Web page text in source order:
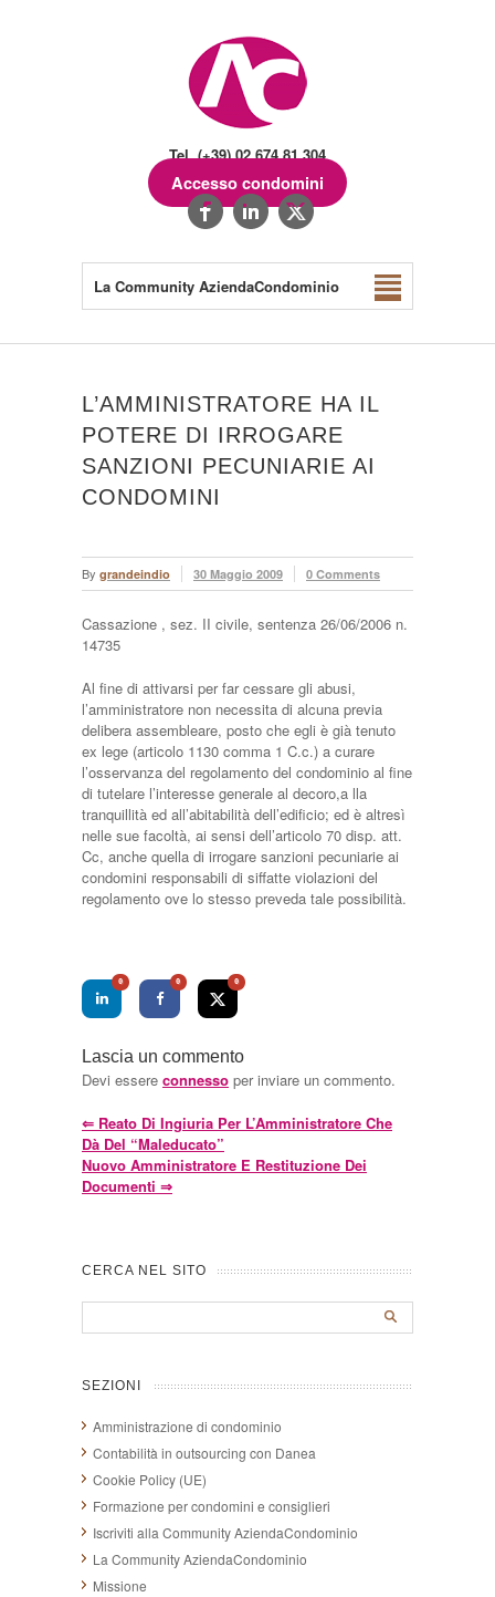
Tel. (+39) 02.674.81.304
Accesso condomini
La Community AziendaCondominio
L’AMMINISTRATORE HA IL
POTERE DI IRROGARE
SANZIONI PECUNIARIE AI
CONDOMINI
By grandeindio 30 Maggio 2009 0 Comments
Cassazione , sez. II civile, sentenza 26/06/2006 n.
14735
Al fine di attivarsi per far cessare gli abusi,
l’amministratore non necessita di alcuna previa
delibera assembleare, posto che egli è già tenuto
ex lege (articolo 1130 comma 1 C.c.) a curare
l’osservanza del regolamento del condominio al fine
di tutelare l’interesse generale al decoro,a lla
tranquillità ed all’abitabilità dell’edificio; ed è altresì
nelle sue facoltà, ai sensi dell’articolo 70 disp. att.
Cc, anche quella di irrogare sanzioni pecuniarie ai
condomini responsabili di siffatte violazioni del
regolamento ove lo stesso preveda tale possibilità.
0 0 0
Lascia un commento
Devi essere connesso per inviare un commento.
⇐ Reato Di Ingiuria Per L’Amministratore Che
Dà Del “maleducato”
Nuovo Amministratore E Restituzione Dei
Documenti ⇒
CERCA NEL SITO
SEZIONI
Amministrazione di condominio
Contabilità in outsourcing con Danea
Cookie Policy (UE)
Formazione per condomini e consiglieri
Iscriviti alla Community AziendaCondominio
La Community AziendaCondominio
Missione